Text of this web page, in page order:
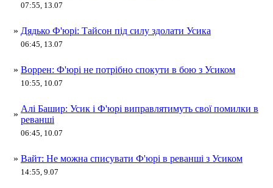
07:55, 13.07
» Дядько Ф'юрі: Тайсон під силу здолати Усика
06:45, 13.07
» Воррен: Ф'юрі не потрібно спокути в бою з Усиком
10:55, 10.07
»
Алі Башир: Усик і Ф'юрі виправлятимуть свої помилки в
реванші
06:45, 10.07
» Вайт: Не можна списувати Ф'юрі в реванші з Усиком
14:55, 9.07